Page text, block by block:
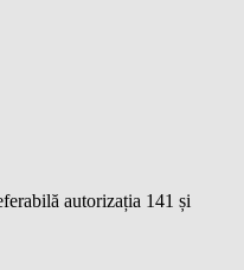
autorizația 141 și